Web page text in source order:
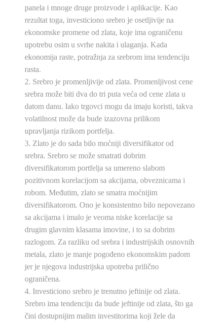
panela i mnoge druge proizvode i aplikacije.Kao
rezultat toga, investiciono srebro je osetljivije na
ekonomske promene od zlata, koje ima ograničenu
upotrebu osim u svrhe nakita i ulaganja. Kada
ekonomija raste, potražnja zasrebrom ima tendenciju
rasta.
Srebro je promenljivije od zlata. Promenljivostcene
srebramože biti dva do tri puta veća odcene zlata u
datom danu. Iako trgovci mogu da imaju koristi, takva
volatilnost može da bude izazovna prilikom
upravljanja rizikom portfelja.
Zlato je do sada bilo moćniji diversifikator od
srebra. Srebro se može smatrati dobrim
diversifikatorom portfelja sa umereno slabom
pozitivnom korelacijom sa akcijama, obveznicama i
robom. Međutim, zlato se smatra moćnijim
diversifikatorom. Ono je konsistentno bilo nepovezano
sa akcijama i imalo je veoma niske korelacije sa
drugim glavnim klasama imovine, i to sa dobrim
razlogom. Za razliku odsrebra i industrijskih osnovnih
metala, zlato je manje pogođeno ekonomskim padom
jer je njegova industrijska upotreba prilično
ograničena.
Investiciono srebro je trenutno jeftinije od zlata.
Srebro ima tendenciju da bude jeftinije od zlata, što ga
čini dostupnijim malim investitorima koji žele da